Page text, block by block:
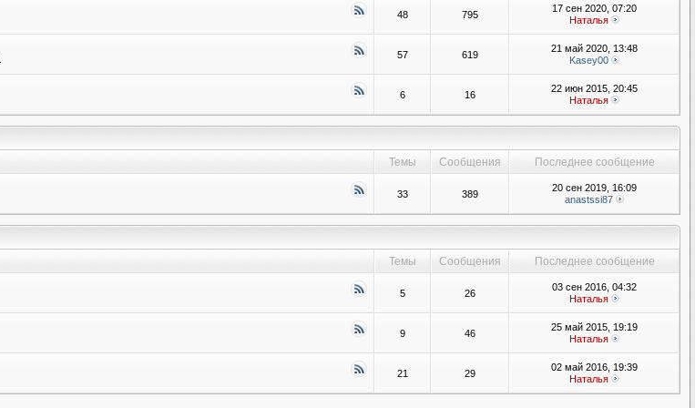
48 795
17 сен 2020, 07:20
Наталья
57 619
21 май 2020, 13:48
Kasey00
6 16
22 июн 2015, 20:45
Наталья
Темы Сообщения
Последнее сообщение
33 389
20 сен 2019, 16:09
anastssi87
Темы Сообщения
Последнее сообщение
5 26
03 сен 2016, 04:32
Наталья
9 46
25 май 2015, 19:19
Наталья
21 29
02 май 2016, 19:39
Наталья